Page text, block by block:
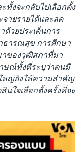
ทั้งจะกลับไปเลือกตั้ง
ายรายได้และลด
ด้วยประเด็นการ
ธารณสุข การศึกษา
าของวุฒิสภาที่มา
ษณ์ทั้งที่ระบุว่าตนมี
หญ่ยังให้ความสำคัญ
นใจเลือกตั้งครั้งที่จะ